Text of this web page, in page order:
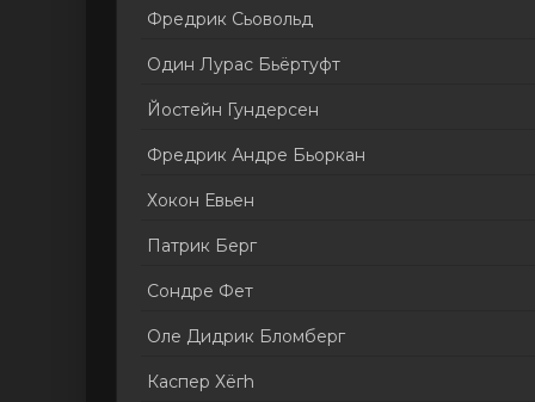
Фредрик Сьовольд
Один Лурас Бьёртуфт
Йостейн Гундерсен
Фредрик Андре Бьоркан
Хокон Евьен
Патрик Берг
Сондре Фет
Оле Дидрик Бломберг
Каспер Хёгh